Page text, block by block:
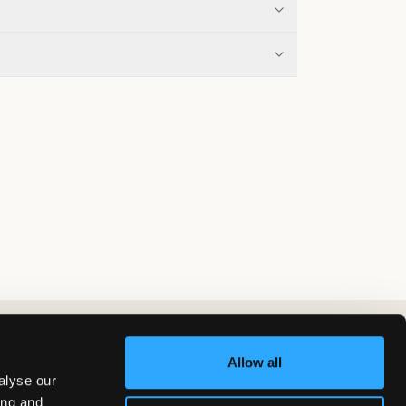
our
and
Allow all